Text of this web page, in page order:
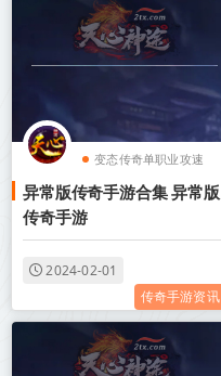
变态传奇单职业攻速
变态传奇单职业手机版
变态传奇世界手机版SF
异常版传奇手游合集 异常版
传奇手游
2024-02-01
传奇手游资讯